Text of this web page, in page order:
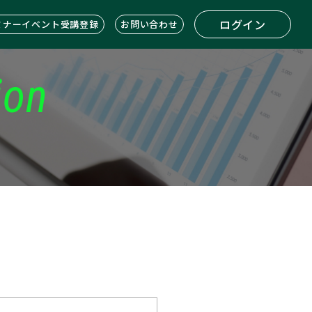
ナーイベント受講登録 お問い合わせ ログイン